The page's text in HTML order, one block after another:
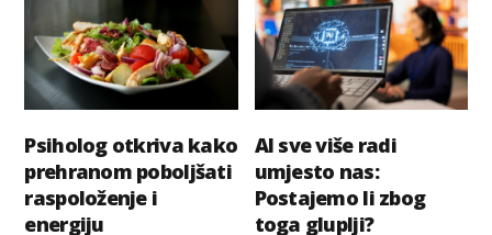
Psiholog otkriva kako
prehranom poboljšati
raspoloženje i
energiju
AI sve više radi
umjesto nas:
Postajemo li zbog
toga gluplji?